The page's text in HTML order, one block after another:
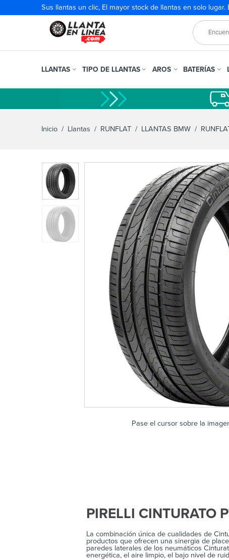
Sus llantas un clic, El mayor stock de llantas en solo lugar.
LLANTAS TIPO DE LLANTAS AROS BATERÍAS
Inicio / Llantas / RUNFLAT / LLANTAS BMW /
Pase el cursor sobre la
PIRELLI CINTURATO
La combinación única de cualidades de
productos que ofrecen una sinergia de
paredes laterales de los neumáticos
energética, el aire limpio, el bajo nivel de